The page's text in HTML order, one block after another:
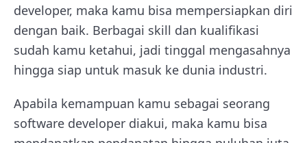
developer, maka kamu bisa mempersiapkan diri
dengan baik. Berbagai skill dan kualifikasi
sudah kamu ketahui, jadi tinggal mengasahnya
hingga siap untuk masuk ke dunia industri.
Apabila kemampuan kamu sebagai seorang
software developer diakui, maka kamu bisa